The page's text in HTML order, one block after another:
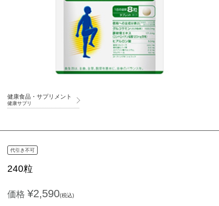
健康食品・サプリメント
健康サプリ
代引き不可
240粒
価格 ¥2,590(税込)